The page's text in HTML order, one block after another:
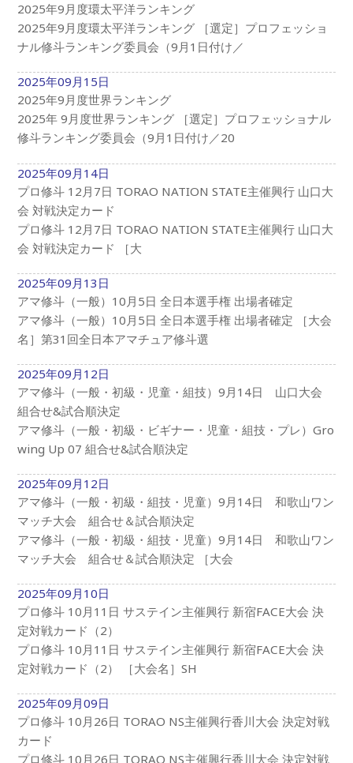
2025年9月度環太平洋ランキング
2025年9月度環太平洋ランキング ［選定］プロフェッショ
ナル修斗ランキング委員会（9月1日付け／
2025年09月15日
2025年9月度世界ランキング
2025年 9月度世界ランキング ［選定］プロフェッショナル
修斗ランキング委員会（9月1日付け／20
2025年09月14日
プロ修斗 12月7日 TORAO NATION STATE主催興行 山口大
会 対戦決定カード
プロ修斗 12月7日 TORAO NATION STATE主催興行 山口大
会 対戦決定カード ［大
2025年09月13日
アマ修斗（一般）10月5日 全日本選手権 出場者確定
アマ修斗（一般）10月5日 全日本選手権 出場者確定 ［大会
名］第31回全日本アマチュア修斗選
2025年09月12日
アマ修斗（一般・初級・児童・組技）9月14日 山口大会
組合せ&試合順決定
アマ修斗（一般・初級・ビギナー・児童・組技・プレ）Gro
wing Up 07 組合せ&試合順決定
2025年09月12日
アマ修斗（一般・初級・組技・児童）9月14日 和歌山ワン
マッチ大会 組合せ＆試合順決定
アマ修斗（一般・初級・組技・児童）9月14日 和歌山ワン
マッチ大会 組合せ＆試合順決定 ［大会
2025年09月10日
プロ修斗 10月11日 サステイン主催興行 新宿FACE大会 決
定対戦カード（2）
プロ修斗 10月11日 サステイン主催興行 新宿FACE大会 決
定対戦カード（2） ［大会名］SH
2025年09月09日
プロ修斗 10月26日 TORAO NS主催興行香川大会 決定対戦
カード
プロ修斗 10月26日 TORAO NS主催興行香川大会 決定対戦